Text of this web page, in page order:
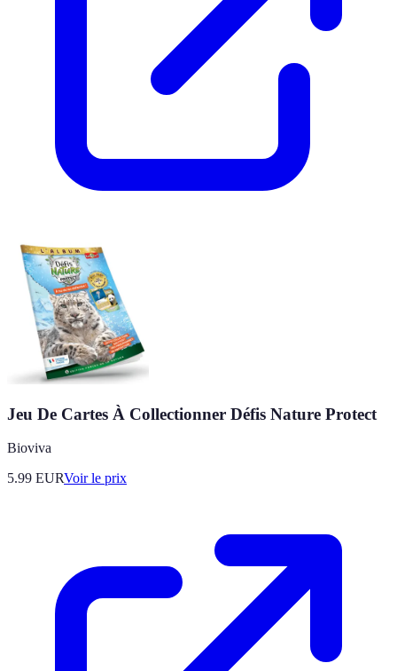
Jeu De Cartes À Collectionner Défis Nature Protect
Bioviva
5.99 EURVoir le prix